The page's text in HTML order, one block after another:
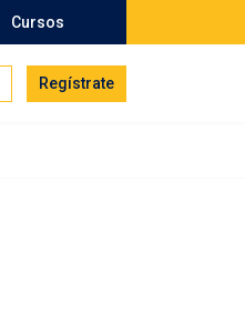
Cursos
Regístrate